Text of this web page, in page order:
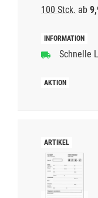
100 Stck. ab
Schnelle